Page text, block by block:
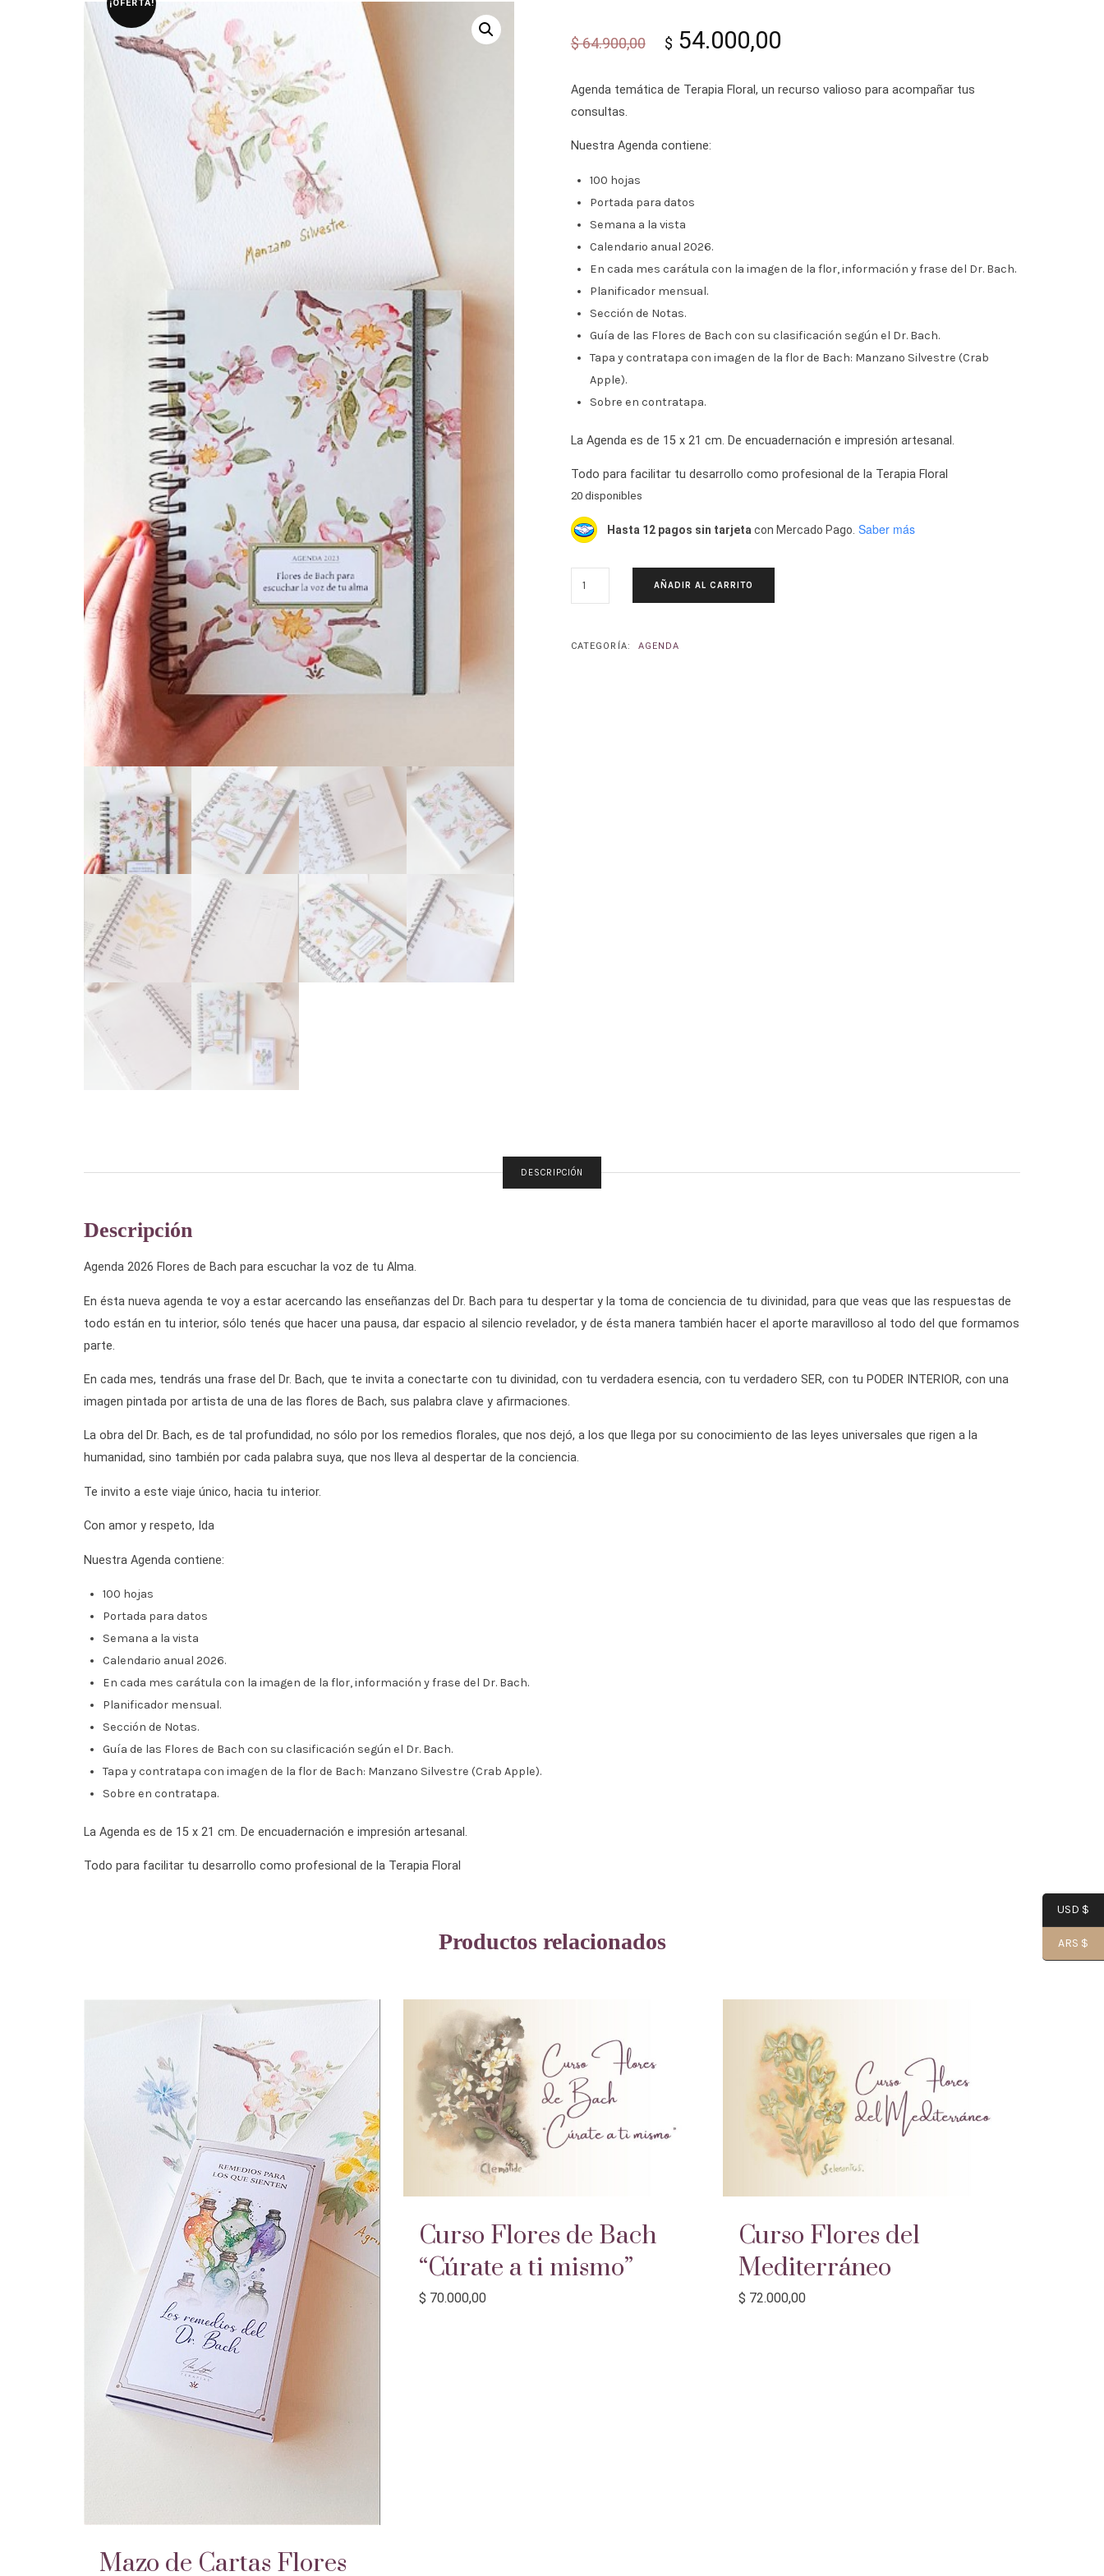
¡OFERTA!
$64.900,00
El
precio
$ 64.900,00.
$ 54.000,00El
precio
Agenda temática de Terapia Floral, un recurso valioso para acompañar tus
consultas.
Nuestra Agenda contiene:
100 hojas
Portada para datos
Semana a la vista
Calendario anual 2026.
En cada mes carátula con la imagen de la flor, información y frase del Dr. Bach.
Planificador mensual.
Sección de Notas.
Guía de las Flores de Bach con su clasificación según el Dr. Bach.
Tapa y contratapa con imagen de la flor de Bach: Manzano Silvestre (Crab
Apple).
Sobre en contratapa.
La Agenda es de 15 x 21 cm. De encuadernación e impresión artesanal.
Todo para facilitar tu desarrollo como profesional de la Terapia Floral
20 disponibles
Hasta 12 pagos sin tarjeta con Mercado Pago. Saber más
2026
BACH
AÑADIR AL CARRITO
CATEGORÍA: AGENDA
DESCRIPCIÓN
Descripción
Agenda 2026 Flores de Bach para escuchar la voz de tu Alma.
En ésta nueva agenda te voy a estar acercando las enseñanzas del Dr. Bach para tu despertar y la toma de conciencia de tu divinidad, para que veas que las respuestas de
todo están en tu interior, sólo tenés que hacer una pausa, dar espacio al silencio revelador, y de ésta manera también hacer el aporte maravilloso al todo del que formamos
parte.
En cada mes, tendrás una frase del Dr. Bach, que te invita a conectarte con tu divinidad, con tu verdadera esencia, con tu verdadero SER, con tu PODER INTERIOR, con una
imagen pintada por artista de una de las flores de Bach, sus palabra clave y afirmaciones.
La obra del Dr. Bach, es de tal profundidad, no sólo por los remedios florales, que nos dejó, a los que llega por su conocimiento de las leyes universales que rigen a la
humanidad, sino también por cada palabra suya, que nos lleva al despertar de la conciencia.
Te invito a este viaje único, hacia tu interior.
Con amor y respeto, Ida
Nuestra Agenda contiene:
100 hojas
Portada para datos
Semana a la vista
Calendario anual 2026.
En cada mes carátula con la imagen de la flor, información y frase del Dr. Bach.
Planificador mensual.
Sección de Notas.
Guía de las Flores de Bach con su clasificación según el Dr. Bach.
Tapa y contratapa con imagen de la flor de Bach: Manzano Silvestre (Crab Apple).
Sobre en contratapa.
La Agenda es de 15 x 21 cm. De encuadernación e impresión artesanal.
Todo para facilitar tu desarrollo como profesional de la Terapia Floral
Productos relacionados
Mazo de Cartas Flores
Curso Flores de Bach
“Cúrate a ti mismo”
$ 70.000,00
Curso Flores del
Mediterráneo
$ 72.000,00
USD $
ARS $